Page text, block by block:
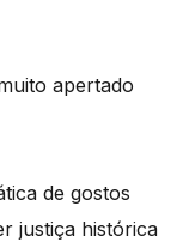
apertado
de gostos
justiça histórica